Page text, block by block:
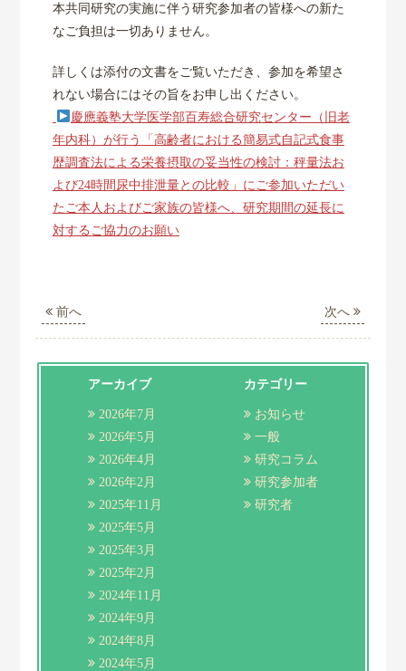
本共同研究の実施に伴う研究参加者の皆様への新た
なご負担は一切ありません。
詳しくは添付の文書をご覧いただき、参加を希望さ
れない場合にはその旨をお申し出ください。
慶應義塾大学医学部百寿総合研究センター（旧老
年内科）が行う「高齢者における簡易式自記式食事
歴調査法による栄養摂取の妥当性の検討：秤量法お
よび24時間尿中排泄量との比較」にご参加いただい
たご本人およびご家族の皆様へ、研究期間の延長に
対するご協力のお願い
前へ 次へ
アーカイブ
2026年7月
2026年5月
2026年4月
2026年2月
2025年11月
2025年5月
2025年3月
2025年2月
2024年11月
2024年9月
2024年8月
2024年5月
カテゴリー
お知らせ
一般
研究コラム
研究参加者
研究者